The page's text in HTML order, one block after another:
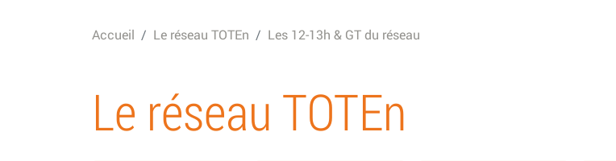
pour la Transition
Energétique
Accueil Le réseau TOTEn Les 12-13h & GT du réseau
Le réseau TOTEn